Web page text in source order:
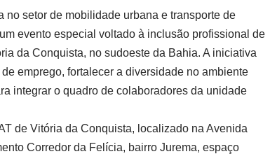
no setor de mobilidade urbana e transporte de
evento especial voltado à inclusão profissional de
da Conquista, no sudoeste da Bahia. A iniciativa
emprego, fortalecer a diversidade no ambiente
integrar o quadro de colaboradores da unidade
de Vitória da Conquista, localizado na Avenida
Corredor da Felícia, bairro Jurema, espaço